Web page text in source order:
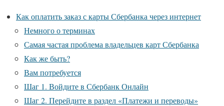
Как оплатить заказ с карты Сбербанка через интернет
Немного о терминах
Самая частая проблема владельцев карт Сбербанка
Как же быть?
Вам потребуется
Шаг 1. Войдите в Сбербанк Онлайн
Шаг 2. Перейдите в раздел «Платежи и переводы»